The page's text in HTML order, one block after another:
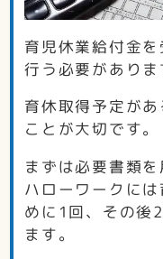
育児休業給付金
行う必要がありま
育休取得予定が
ことが大切です。
まずは必要書類を
ハローワークに
めに1回、その後
ます。